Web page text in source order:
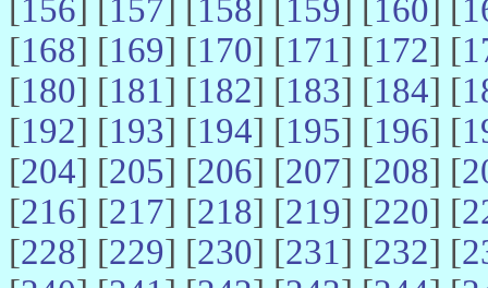
[156] [157] [158] [159] [160] [
[168] [169] [170] [171] [172] [
[180] [181] [182] [183] [184] [
[192] [193] [194] [195] [196] [
[204] [205] [206] [207] [208] [
[216] [217] [218] [219] [220] [
[228] [229] [230] [231] [232] [